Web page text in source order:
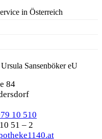
in Österreich
Sansenböker eU
84
10 510
51 – 2